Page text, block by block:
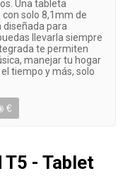
Una tableta
solo 8,1mm de
diseñada para
llevarla siempre
te permiten
manejar tu hogar
tiempo y más, solo
€
T5 - Tablet